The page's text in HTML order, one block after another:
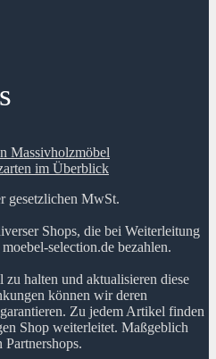
Massivholzmöbel
im Überblick
gesetzlichen MwSt.
Shops, die bei Weiterleitung
selection.de bezahlen.
halten und aktualisieren diese
können wir deren
Zu jedem Artikel finden
Shop weiterleitet. Maßgeblich